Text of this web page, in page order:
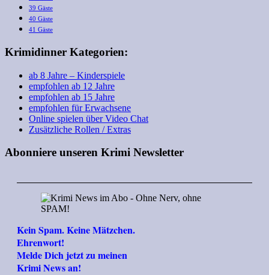
39 Gäste
40 Gäste
41 Gäste
Krimidinner Kategorien:
ab 8 Jahre – Kinderspiele
empfohlen ab 12 Jahre
empfohlen ab 15 Jahre
empfohlen für Erwachsene
Online spielen über Video Chat
Zusätzliche Rollen / Extras
Abonniere unseren Krimi Newsletter
Kein Spam. Keine Mätzchen.
Ehrenwort!
Melde Dich jetzt zu meinen
Krimi News an!